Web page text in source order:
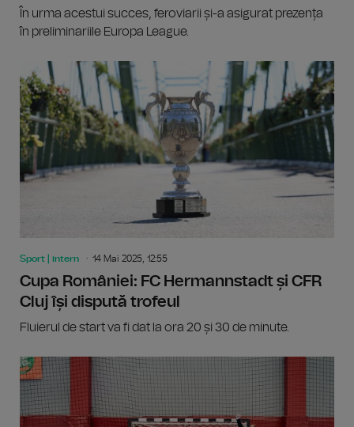
În urma acestui succes, feroviarii și-a asigurat prezența
în preliminariile Europa League.
Sport | intern 14 Mai 2025, 12:55
Cupa României: FC Hermannstadt și CFR
Cluj își dispută trofeul
Fluierul de start va fi dat la ora 20 și 30 de minute.